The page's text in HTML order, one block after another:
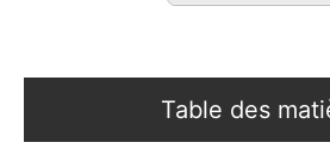
Table des